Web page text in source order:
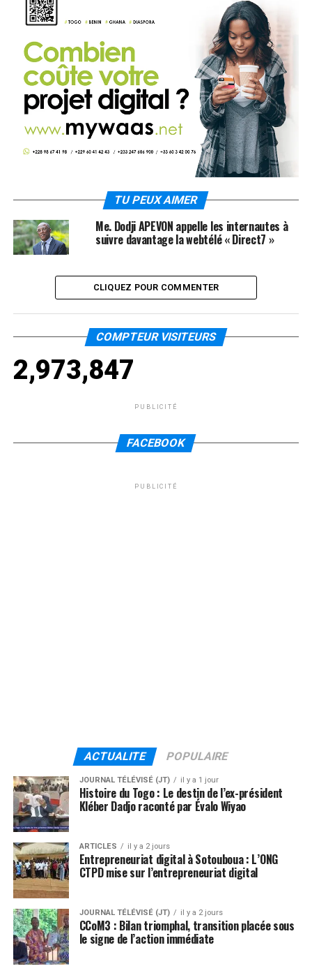
TU PEUX AIMER
Me. Dodji APEVON appelle les internautes à
suivre davantage la webtélé « Direct7 »
CLIQUEZ POUR COMMENTER
COMPTEUR VISITEURS
2,973,847
PUBLICITÉ
FACEBOOK
PUBLICITÉ
ACTUALITE POPULAIRE
JOURNAL TÉLÉVISÉ (JT) il y a 1 jour
Histoire du Togo : Le destin de l’ex-président
Kléber Dadjo raconté par Évalo Wiyao
ARTICLES il y a 2 jours
Entrepreneuriat digital à Sotouboua : L’ONG
CTPD mise sur l’entrepreneuriat digital
JOURNAL TÉLÉVISÉ (JT) il y a 2 jours
CCoM3 : Bilan triomphal, transition placée sous
le signe de l’action immédiate